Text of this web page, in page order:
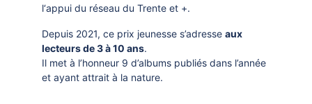
CRÉATHÈQUE
JOUER EN BIBLIOTHÈQUES
MAO - MUSIQUE ASSISTÉE PAR
ORDINATEUR
DOCUMENTS
PROLONGER - RÉSERVER
EN CAS DE RETARD
MON COMPTE LECTEUR
l‘appui du réseau du Trente et +.
Depuis 2021, ce prix jeunesse s’adresse aux
lecteurs de 3 à 10 ans.
Il met à l’honneur 9 d’albums publiés dans l’année
et ayant attrait à la nature.